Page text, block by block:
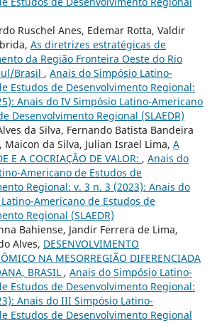
Ruschel Anes, Edemar Rotta, Valdir
As diretrizes estratégicas de
da Região Fronteira Oeste do Rio
Brasil , Anais do Simpósio Latino-
Estudos de Desenvolvimento Regional:
Anais do IV Simpósio Latino-Americano
Desenvolvimento Regional (SLAEDR)
da Silva, Fernando Batista Bandeira
Maicon da Silva, Julian Israel Lima, A
E A COCRIAÇÃO DE VALOR: , Anais do
Americano de Estudos de
Regional: v. 3 n. 3 (2023): Anais do
Americano de Estudos de
Regional (SLAEDR)
Bahiense, Jandir Ferrera de Lima,
Alves, DESENVOLVIMENTO
NA MESORREGIÃO DIFERENCIADA
BRASIL , Anais do Simpósio Latino-
Estudos de Desenvolvimento Regional:
Anais do III Simpósio Latino-
Estudos de Desenvolvimento Regional